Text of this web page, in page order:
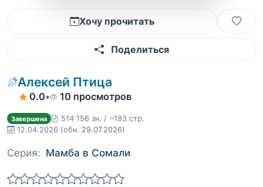
Хочу прочитать
Поделиться
Алексей Птица
0.0• 10 просмотров
Завершена
514 156 зн. / ~193 стр.
12.04.2026 (обн. 29.07.2026)
Серия: Мамба в Сомали